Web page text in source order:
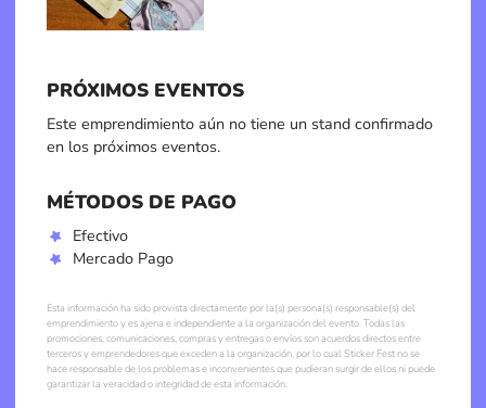
PRÓXIMOS EVENTOS
Este emprendimiento aún no tiene un stand confirmado
en los próximos eventos.
MÉTODOS DE PAGO
Efectivo
Mercado Pago
Esta información ha sido provista directamente por la(s) persona(s) responsable(s) del
emprendimiento y es ajena e independiente a la organización del evento. Todas las
promociones, comunicaciones, compras y entregas o envíos son acuerdos directos entre
terceros y emprendedores que exceden a la organización, por lo cual Sticker Fest no se
hace responsable de los problemas e inconvenientes que pudieran surgir de ellos ni puede
garantizar la veracidad o integridad de esta información.